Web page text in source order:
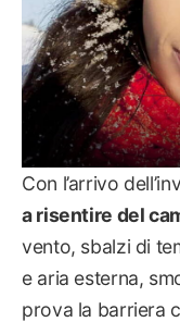
Con l’arrivo
a risentire del
vento, sbalzi di
e aria esterna,
prova la barriera